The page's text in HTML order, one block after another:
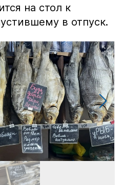
на стол к
в отпуск.